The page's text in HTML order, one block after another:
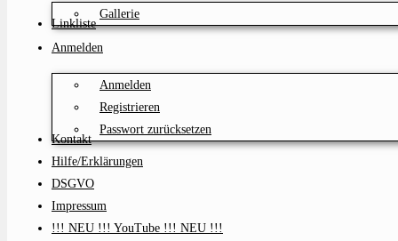
Gallerie
Linkliste
Anmelden
Anmelden
Registrieren
Passwort zurücksetzen
Kontakt
Hilfe/Erklärungen
DSGVO
Impressum
!!! NEU !!! YouTube !!! NEU !!!